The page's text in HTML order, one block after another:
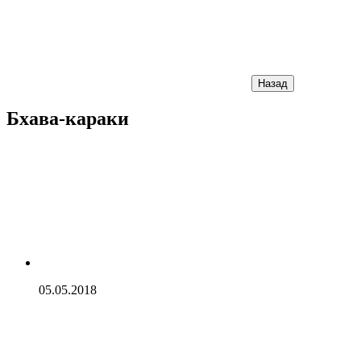
Назад
Бхава-караки
05.05.2018